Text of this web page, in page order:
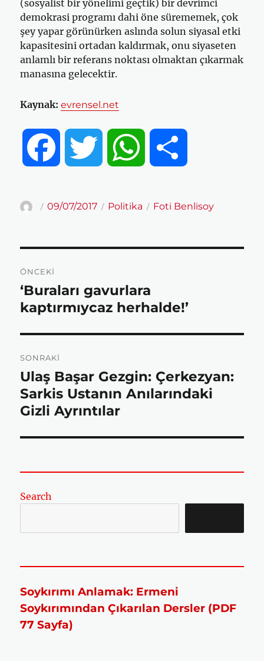
(sosyalist bir yönelimi geçtik) bir devrimci
demokrasi programı dahi öne sürememek, çok
şey yapar görünürken aslında solun siyasal etki
kapasitesini ortadan kaldırmak, onu siyaseten
anlamlı bir referans noktası olmaktan çıkarmak
manasına gelecektir.
Kaynak: evrensel.net
b
o
o
k
t
e
r
s
A
p
Yazar
Yayın
09/07/2017 Kategoriler
Politika Etiketler
Foti Benlisoy
gezinmesi
ÖNCEKI
Önceki
yazı:
‘Buraları gavurlara
kaptırmıycaz herhalde!’
SONRAKI
Sonraki
yazı:
Ulaş Başar Gezgin: Çerkezyan:
Sarkis Ustanın Anılarındaki
Gizli Ayrıntılar
Search
Soykırımı Anlamak: Ermeni
Soykırımından Çıkarılan Dersler (PDF
77 Sayfa)